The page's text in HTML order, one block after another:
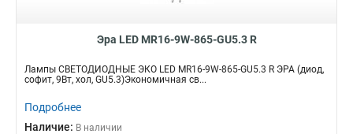
Эра LED MR16-9W-865-GU5.3 R
Лампы СВЕТОДИОДНЫЕ ЭКО LED MR16-9W-865-GU5.3 R ЭРА (диод,
софит, 9Вт, хол, GU5.3)Экономичная св...
Подробнее
Наличие: В наличии